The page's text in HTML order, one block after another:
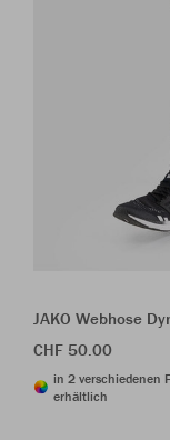
JAKO Webhose
CHF 50.00
in 2 verschiedenen
erhältlich